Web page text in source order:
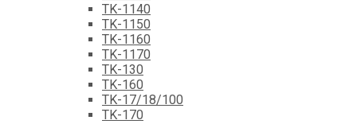
TK-1140
TK-1150
TK-1160
TK-1170
TK-130
TK-160
TK-17/18/100
TK-170